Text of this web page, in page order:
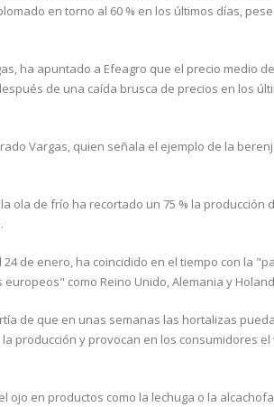
en torno al 60 % en los últimos días,
ha apuntado a Efeagro que el precio medio
de una caída brusca de precios en los
Vargas, quien señala el ejemplo de la
ola de frío ha recortado un 75 % la producción
de enero, ha coincidido en el tiempo con la
como Reino Unido, Alemania y
de que en unas semanas las hortalizas
producción y provocan en los consumidores
en productos como la lechuga o la